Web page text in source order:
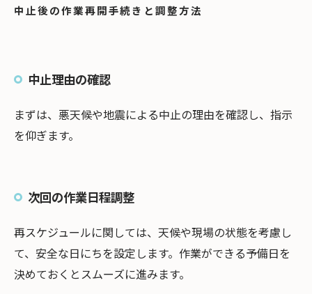
中止後の作業再開手続きと調整方法
中止理由の確認
まずは、悪天候や地震による中止の理由を確認し、指示
を仰ぎます。
次回の作業日程調整
再スケジュールに関しては、天候や現場の状態を考慮し
て、安全な日にちを設定します。作業ができる予備日を
決めておくとスムーズに進みます。